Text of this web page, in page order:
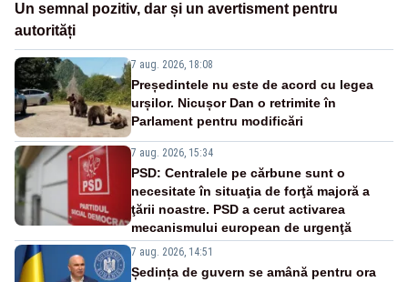
Un semnal pozitiv, dar și un avertisment pentru
autorități
7 aug. 2026, 18:08
Președintele nu este de acord cu legea
urșilor. Nicușor Dan o retrimite în
Parlament pentru modificări
7 aug. 2026, 15:34
PSD: Centralele pe cărbune sunt o
necesitate în situaţia de forţă majoră a
ţării noastre. PSD a cerut activarea
mecanismului european de urgenţă
7 aug. 2026, 14:51
Ședința de guvern se amână pentru ora